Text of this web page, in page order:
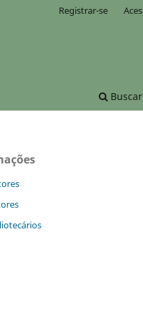
Buscar
Registrar-se